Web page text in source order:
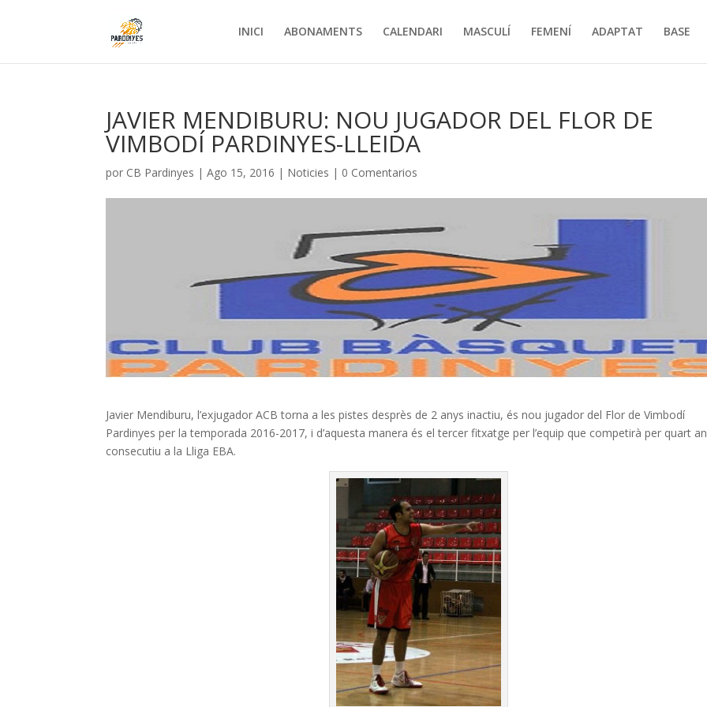
INICI ABONAMENTS CALENDARI MASCULÍ FEMENÍ ADAPTAT BASE
JAVIER MENDIBURU: NOU JUGADOR DEL FLOR DE
VIMBODÍ PARDINYES-LLEIDA
por CB Pardinyes |Ago 15, 2016 | Noticies | 0 Comentarios
Javier Mendiburu, l’exjugador ACB torna a les pistes desprès de 2 anys inactiu, és nou jugador del Flor de Vimbodí
Pardinyes per la temporada 2016-2017, i d’aquesta manera és el tercer fitxatge per l’equip que competirà per quart
consecutiu a la Lliga EBA.